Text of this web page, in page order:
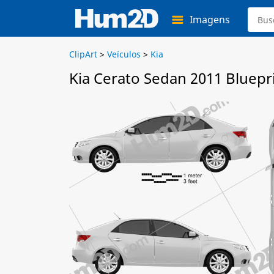
Imagens
ClipArt > Veículos > Kia
Kia Cerato Sedan 2011